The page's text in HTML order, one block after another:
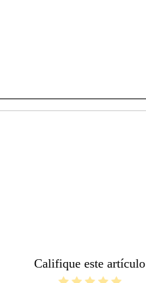
Califique este artículo